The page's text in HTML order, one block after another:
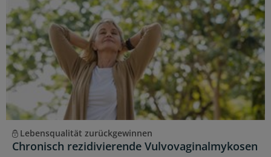
Lebensqualität zurückgewinnen
Chronisch rezidivierende Vulvovaginalmykosen